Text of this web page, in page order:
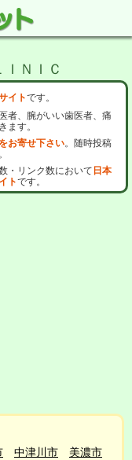
ＩＮＩＣ
イトです。
者、腕がいい歯医者、痛
ます。
お寄せ下さい。随時投稿
・リンク数において 日本
トです。
中津川市
美濃市